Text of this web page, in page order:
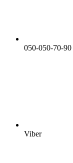
050-050-70-90
Viber